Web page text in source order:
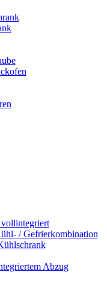
/ Gefrierkombination
Abzug